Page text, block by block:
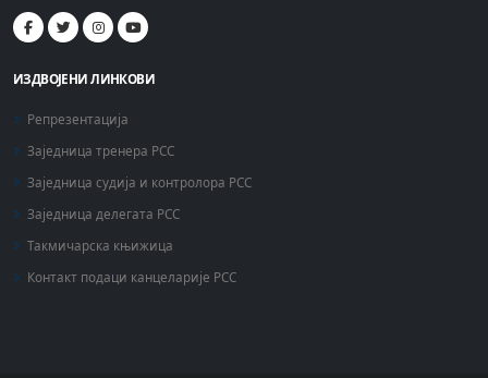
ИЗДВОЈЕНИ ЛИНКОВИ
Репрезентација
Заједница тренера РСС
Заједница судија и контролора РСС
Заједница делегата РСС
Такмичарска књижица
Контакт подаци канцеларије РСС